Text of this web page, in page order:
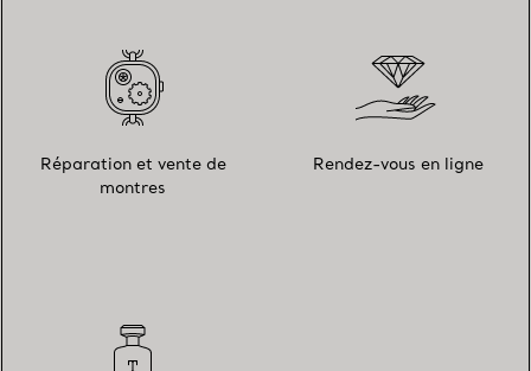
Réparation et vente de
montres
Rendez-vous en ligne